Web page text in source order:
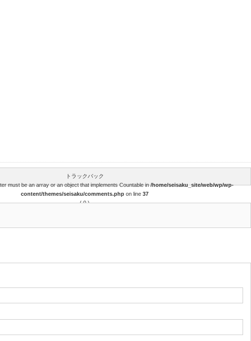
トラックバック
must be an array or an object that implements Countable in/home/seisaku_site/web/wp/wp-
content/themes/seisaku/comments.php on line 37
( 0 )